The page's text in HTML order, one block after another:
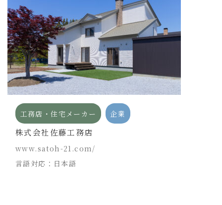
工務店・住宅メーカー 企業
株式会社佐藤工務店
www.satoh-21.com/
言語対応：日本語